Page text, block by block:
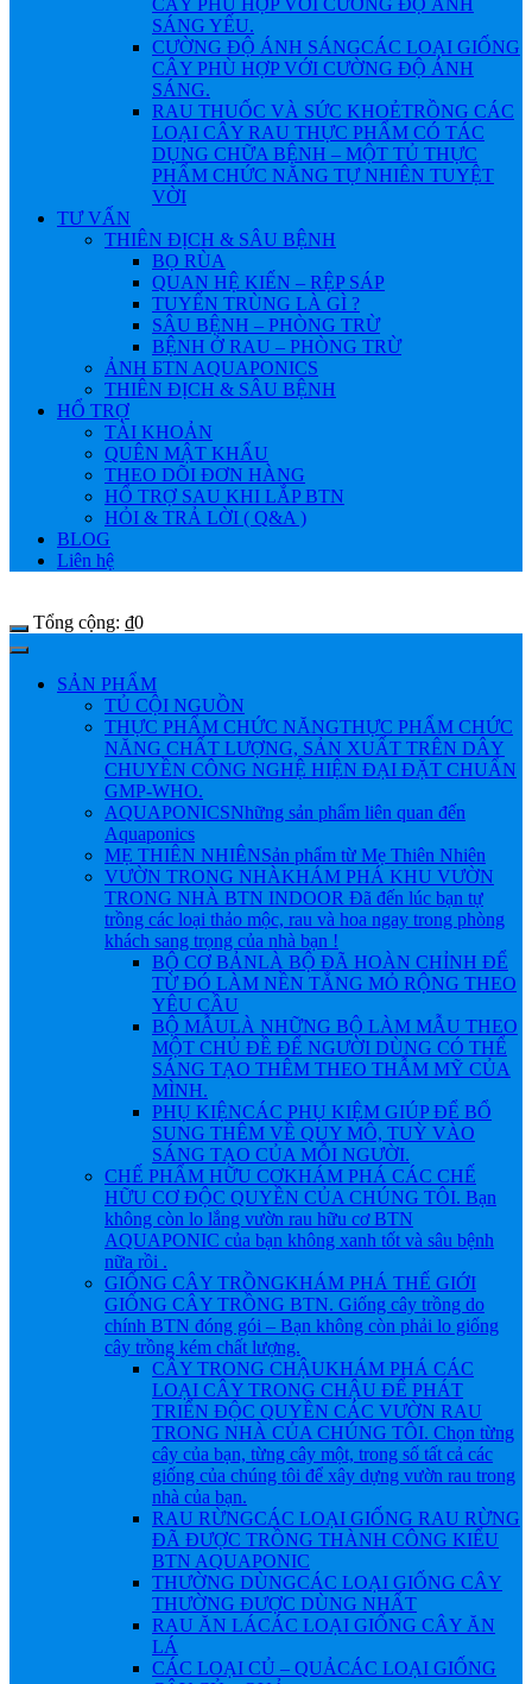
CÂY PHÙ HỢP VỚI CƯỜNG ĐỘ ÁNH
SÁNG YẾU.
CƯỜNG ĐỘ ÁNH SÁNGCÁC LOẠI GIỐNG
CÂY PHÙ HỢP VỚI CƯỜNG ĐỘ ÁNH
SÁNG.
RAU THUỐC VÀ SỨC KHOẺTRỒNG CÁC
LOẠI CÂY RAU THỰC PHẨM CÓ TÁC
DỤNG CHỮA BỆNH – MỘT TỦ THỰC
PHẨM CHỨC NĂNG TỰ NHIÊN TUYỆT
VỜI
TƯ VẤN
THIÊN ĐỊCH & SÂU BỆNH
BỌ RÙA
QUAN HỆ KIẾN – RỆP SÁP
TUYẾN TRÙNG LÀ GÌ ?
SÂU BỆNH – PHÒNG TRỪ
BỆNH Ở RAU – PHÒNG TRỪ
ẢNH БTN AQUAPONICS
THIÊN ĐỊCH & SÂU BỆNH
HỔ TRỢ
TÀI KHOẢN
QUÊN MẬT KHẨU
THEO DÕI ĐƠN HÀNG
HỔ TRỢ SAU KHI LẮP BTN
HỎI & TRẢ LỜI ( Q&A )
BLOG
Liên hệ
Tổng cộng: ₫0
SẢN PHẨM
TỦ CỘI NGUỒN
THỰC PHẨM CHỨC NĂNGTHỰC PHẨM CHỨC
NĂNG CHẤT LƯỢNG, SẢN XUẤT TRÊN DÂY
CHUYỀN CÔNG NGHỆ HIỆN ĐẠI ĐẶT CHUẨN
GMP-WHO.
AQUAPONICSNhững sản phẩm liên quan đến
Aquaponics
MẸ THIÊN NHIÊNSản phẩm từ Mẹ Thiên Nhiên
VƯỜN TRONG NHÀKHÁM PHÁ KHU VƯỜN
TRONG NHÀ BTN INDOOR Đã đến lúc bạn tự
trồng các loại thảo mộc, rau và hoa ngay trong phòng
khách sang trọng của nhà bạn !
BỘ CƠ BẢNLÀ BỘ ĐÃ HOÀN CHỈNH ĐỂ
TỪ ĐÓ LÀM NỀN TẲNG MỎ RỘNG THEO
YÊU CẦU
BỘ MẪULÀ NHỮNG BỘ LÀM MẪU THEO
MỘT CHỦ ĐỀ ĐỂ NGƯỜI DÙNG CÓ THỂ
SÁNG TẠO THÊM THEO THẪM MỸ CỦA
MÌNH.
PHỤ KIỆNCÁC PHỤ KIỆM GIÚP ĐỂ BỔ
SUNG THÊM VỀ QUY MÔ, TUỲ VÀO
SÁNG TẠO CỦA MỖI NGƯỜI.
CHẾ PHẨM HỮU CƠKHÁM PHÁ CÁC CHẾ
HỮU CƠ ĐỘC QUYỀN CỦA CHÚNG TÔI. Bạn
không còn lo lắng vườn rau hữu cơ BTN
AQUAPONIC của bạn không xanh tốt và sâu bệnh
nữa rồi .
GIỐNG CÂY TRỒNGKHÁM PHÁ THẾ GIỚI
GIỐNG CÂY TRỒNG BTN. Giống cây trồng do
chính BTN đóng gói – Bạn không còn phải lo giống
cây trồng kém chất lượng.
CÂY TRONG CHẬUKHÁM PHÁ CÁC
LOẠI CÂY TRONG CHẬU ĐỂ PHÁT
TRIỂN ĐỘC QUYỀN CÁC VƯỜN RAU
TRONG NHÀ CỦA CHÚNG TÔI. Chọn từng
cây của bạn, từng cây một, trong số tất cả các
giống của chúng tôi để xây dựng vườn rau trong
nhà của bạn.
RAU RỪNGCÁC LOẠI GIỐNG RAU RỪNG
ĐÃ ĐƯỢC TRỒNG THÀNH CÔNG KIỂU
BTN AQUAPONIC
THƯỜNG DÙNGCÁC LOẠI GIỐNG CÂY
THƯỜNG ĐƯỢC DÙNG NHẤT
RAU ĂN LÁCÁC LOẠI GIỐNG CÂY ĂN
LÁ
CÁC LOẠI CỦ – QUẢCÁC LOẠI GIỐNG